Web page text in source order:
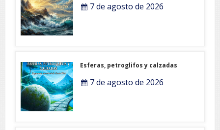
7 de agosto de 2026
Esferas, petroglifos y calzadas
7 de agosto de 2026